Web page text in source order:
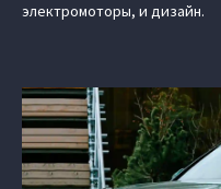
электромоторы, и дизайн.